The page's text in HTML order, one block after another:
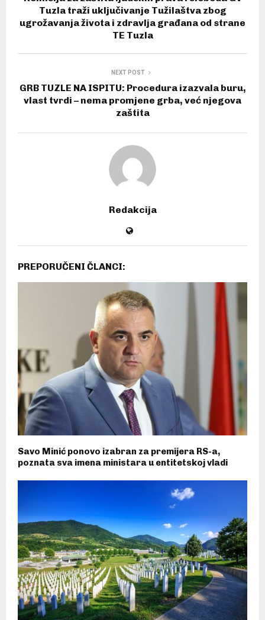
Tuzla traži uključivanje Tužilaštva zbog
ugrožavanja života i zdravlja građana od strane
TE Tuzla
NEXT POST
GRB TUZLE NA ISPITU: Procedura izazvala buru,
vlast tvrdi – nema promjene grba, već njegova
zaštita
Redakcija
PREPORUČENI ČLANCI:
Savo Minić ponovo izabran za premijera RS-a,
poznata sva imena ministara u entitetskoj vladi